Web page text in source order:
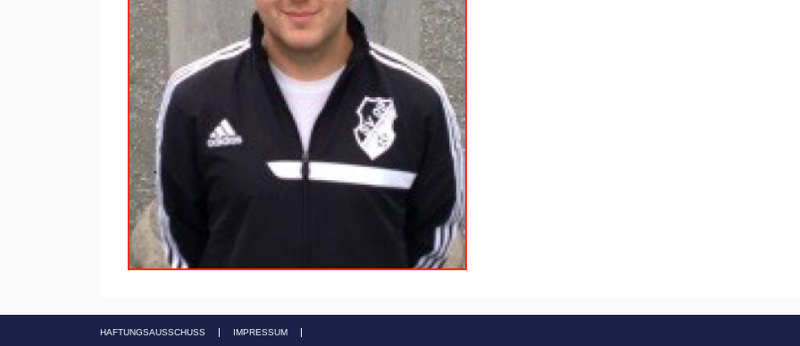
HAFTUNGSAUSSCHUSS IMPRESSUM